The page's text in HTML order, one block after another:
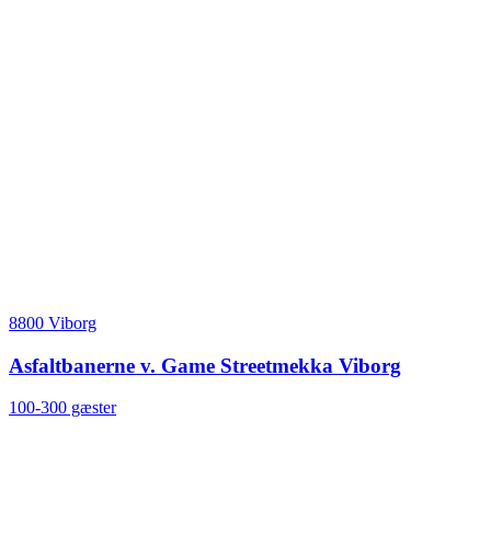
8800 Viborg
Asfaltbanerne v. Game Streetmekka Viborg
100-300 gæster